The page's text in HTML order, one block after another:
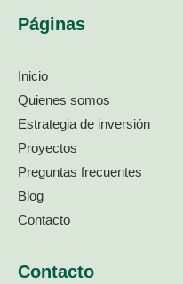
Páginas
Inicio
Quienes somos
Estrategia de inversión
Proyectos
Preguntas frecuentes
Blog
Contacto
Contacto